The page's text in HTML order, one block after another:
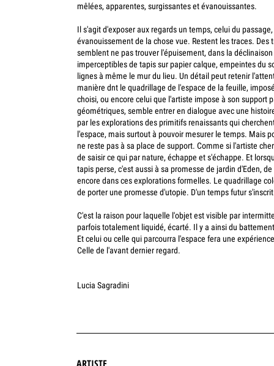
mêlées, apparentes, surgissantes et évanouissantes.
Il s'agit d'exposer aux regards un temps, celui du
évanouissement de la chose vue. Restent les traces. Des
semblent ne pas trouver l'épuisement, dans la
imperceptibles de tapis sur papier calque, empeintes du
lignes à même le mur du lieu. Un détail peut retenir
manière dnt le quadrillage de l'espace de la feuille,
choisi, ou encore celui que l'artiste impose à son support
géométriques, semble entrer en dialogue avec une
par les explorations des primitifs renaissants qui
l'espace, mais surtout à pouvoir mesurer le temps. Mais
ne reste pas à sa place de support. Comme si l'artiste
de saisir ce qui par nature, échappe et s'échappe. Et
tapis perse, c'est aussi à sa promesse de jardin d'Eden,
encore dans ces explorations formelles. Le quadrillage
de porter une promesse d'utopie. D'un temps futur
C'est la raison pour laquelle l'objet est visible par
parfois totalement liquidé, écarté. Il y a ainsi du
Et celui ou celle qui parcourra l'espace fera une
Celle de l'avant dernier regard.
Lucia Sagradini